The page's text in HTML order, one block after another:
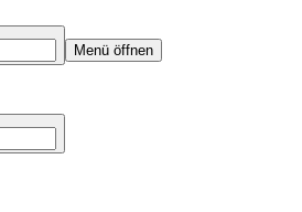
Menü öffnen